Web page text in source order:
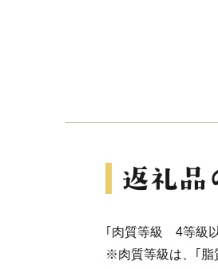
｢肉質等級 4等級
※肉質等級は、｢脂